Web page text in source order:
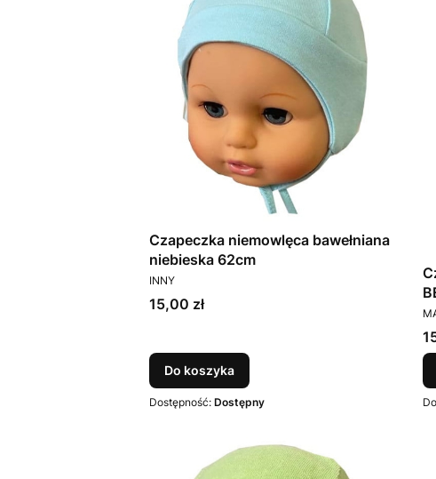
Czapeczka niemowlęca bawełniana
niebieska 62cm
PRODUCENT
INNY
Cena
15,00 zł
Do koszyka
Dostępność: Dostępny